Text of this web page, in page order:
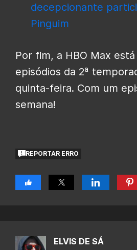
decepcionante
Pinguim
Por fim, a HBO Max
episódios da 2ª
quinta-feira. Com um
semana!
REPORTAR ERRO
ELVIS DE SÁ